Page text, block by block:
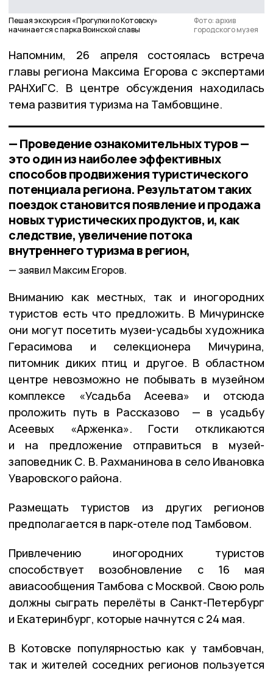
Пешая экскурсия «Прогулки по Котовску»
начинается с парка Воинской славы
Фото: архив
городского музея
Напомним, 26 апреля состоялась встреча
главы региона Максима Егорова с экспертами
РАНХиГС. В центре обсуждения находилась
тема развития туризма на Тамбовщине.
— Проведение ознакомительных туров —
это один из наиболее эффективных
способов продвижения туристического
потенциала региона. Результатом таких
поездок становится появление и продажа
новых туристических продуктов, и, как
следствие, увеличение потока
внутреннего туризма в регион,
заявил Максим Егоров.
Вниманию как местных, так и иногородних
туристов есть что предложить. В Мичуринске
они могут посетить музеи-усадьбы художника
Герасимова и селекционера Мичурина,
питомник диких птиц и другое. В областном
центре невозможно не побывать в музейном
комплексе «Усадьба Асеева» и отсюда
проложить путь в Рассказово — в усадьбу
Асеевых «Арженка». Гости откликаются
и на предложение отправиться в музей-
заповедник С. В. Рахманинова в село Ивановка
Уваровского района.
Размещать туристов из других регионов
предполагается в парк-отеле под Тамбовом.
Привлечению иногородних туристов
способствует возобновление с 16 мая
авиасообщения Тамбова с Москвой. Свою роль
должны сыграть перелёты в Санкт-Петербург
и Екатеринбург, которые начнутся с 24 мая.
В Котовске популярностью как у тамбовчан,
так и жителей соседних регионов пользуется